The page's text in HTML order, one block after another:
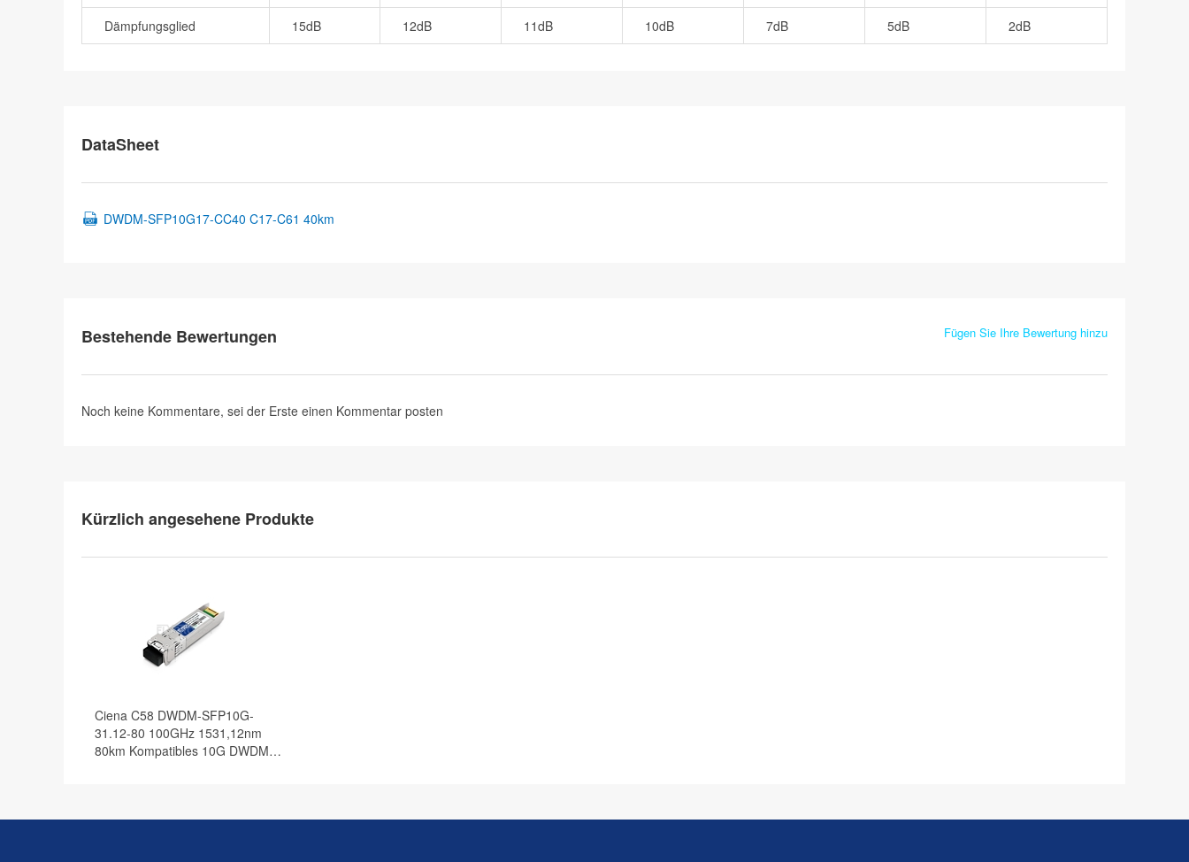
Dämpfungsglied 15dB 12dB 11dB 10dB 7dB 5dB 2dB
DataSheet
DWDM-SFP10G17-CC40 C17-C61 40km
Bestehende Bewertungen Fügen Sie Ihre Bewertung hinzu
Noch keine Kommentare, sei der Erste einen Kommentar posten
Kürzlich angesehene Produkte
Ciena C58 DWDM-SFP10G-
31.12-80 100GHz 1531,12nm
80km Kompatibles 10G DWDM